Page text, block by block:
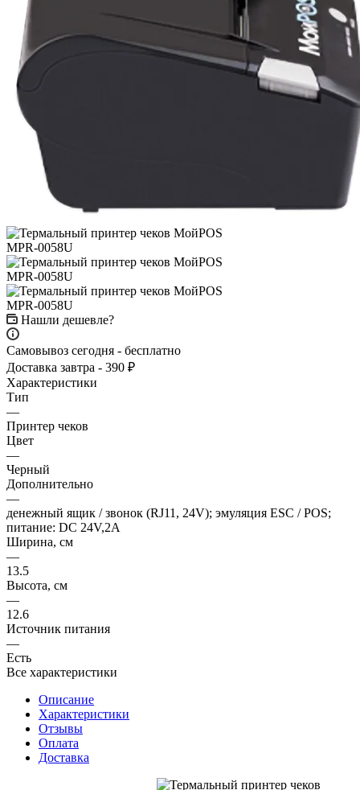
Нашли дешевле?
Самовывоз сегодня - бесплатно
Доставка завтра - 390 ₽
Характеристики
Тип
—
Принтер чеков
Цвет
—
Черный
Дополнительно
—
денежный ящик / звонок (RJ11, 24V); эмуляция ESC / POS;
питание: DC 24V,2A
Ширина, см
—
13.5
Высота, см
—
12.6
Источник питания
—
Есть
Все характеристики
Описание
Характеристики
Отзывы
Оплата
Доставка